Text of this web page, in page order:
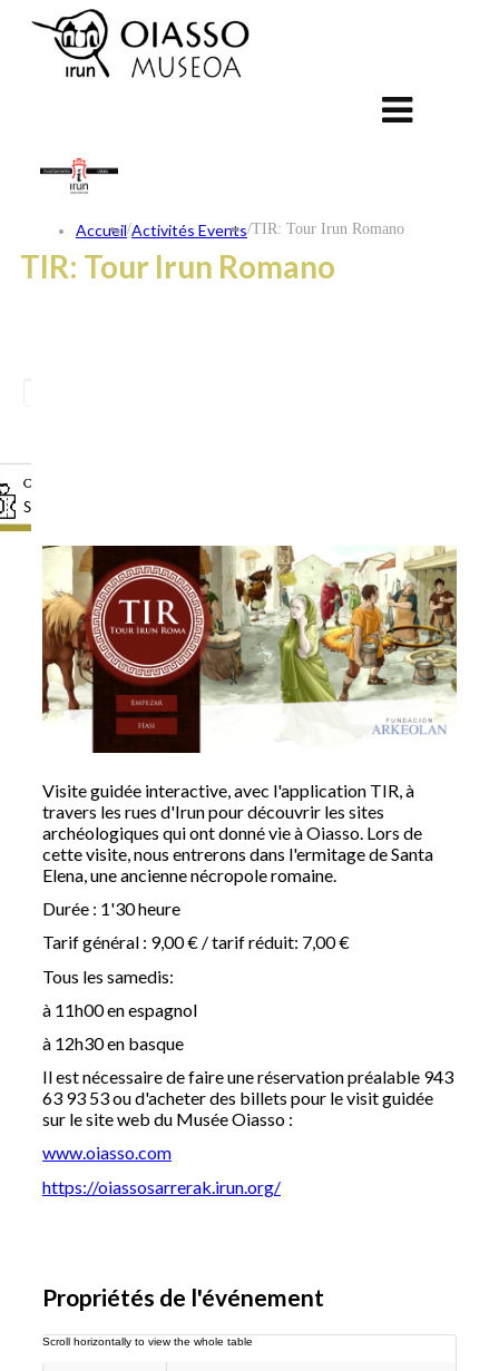
Accueil/Activités Events/TIR: Tour Irun Romano
TIR: Tour Irun Romano
Visite guidée interactive, avec l'application TIR, à
travers les rues d'Irun pour découvrir les sites
archéologiques qui ont donné vie à Oiasso. Lors de
cette visite, nous entrerons dans l'ermitage de Santa
Elena, une ancienne nécropole romaine.
Durée : 1'30 heure
Tarif général : 9,00 € / tarif réduit: 7,00 €
Tous les samedis:
à 11h00 en espagnol
à 12h30 en basque
Il est nécessaire de faire une réservation préalable 943
63 93 53 ou d'acheter des billets pour le visit guidée
sur le site web du Musée Oiasso :
www.oiasso.com
https://oiassosarrerak.irun.org/
Propriétés de l'événement